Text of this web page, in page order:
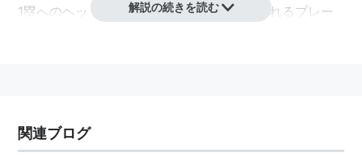
1塁へのヘッドスライディングなど、気迫溢れるプレー
2011年のシーズン終了後、海外FA権を行使するかたち
で、シアトル・マリナーズを逆指名し、マイナー契約が
解説の続きを読む
関連ブログ